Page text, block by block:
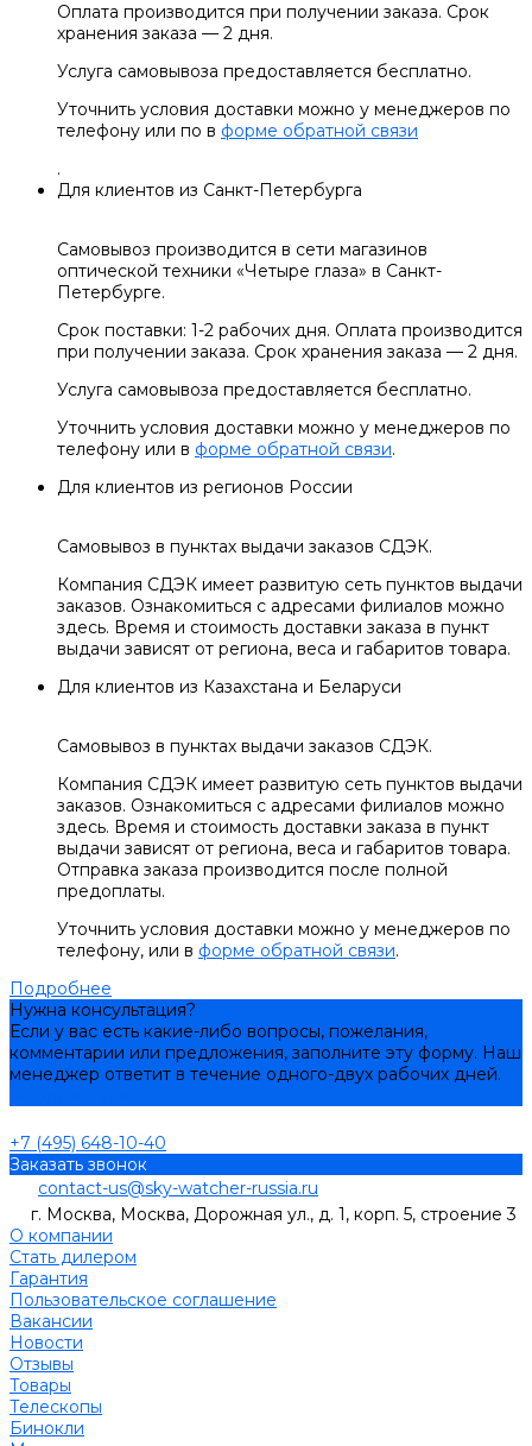
Оплата производится при получении заказа. Срок
хранения заказа — 2 дня.
Услуга самовывоза предоставляется бесплатно.
Уточнить условия доставки можно у менеджеров по
телефону или по в форме обратной связи
.
Для клиентов из Санкт-Петербурга
Самовывоз производится в сети магазинов
оптической техники «Четыре глаза» в Санкт-
Петербурге.
Срок поставки: 1-2 рабочих дня. Оплата производится
при получении заказа. Срок хранения заказа — 2 дня.
Услуга самовывоза предоставляется бесплатно.
Уточнить условия доставки можно у менеджеров по
телефону или в форме обратной связи.
Для клиентов из регионов России
Самовывоз в пунктах выдачи заказов СДЭК.
Компания СДЭК имеет развитую сеть пунктов выдачи
заказов. Ознакомиться с адресами филиалов можно
здесь. Время и стоимость доставки заказа в пункт
выдачи зависят от региона, веса и габаритов товара.
Для клиентов из Казахстана и Беларуси
Самовывоз в пунктах выдачи заказов СДЭК.
Компания СДЭК имеет развитую сеть пунктов выдачи
заказов. Ознакомиться с адресами филиалов можно
здесь. Время и стоимость доставки заказа в пункт
выдачи зависят от региона, веса и габаритов товара.
Отправка заказа производится после полной
предоплаты.
Уточнить условия доставки можно у менеджеров по
телефону, или в форме обратной связи.
Подробнее
Нужна консультация?
Если у вас есть какие-либо вопросы, пожелания,
комментарии или предложения, заполните эту форму. Наш
менеджер ответит в течение одного-двух рабочих дней.
+7 (495) 648-10-40
Заказать звонок
contact-us@sky-watcher-russia.ru
г. Москва, Москва, Дорожная ул., д. 1, корп. 5, строение 3
О компании
Стать дилером
Гарантия
Пользовательское соглашение
Вакансии
Новости
Отзывы
Товары
Телескопы
Бинокли